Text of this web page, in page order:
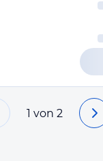
1 von 2